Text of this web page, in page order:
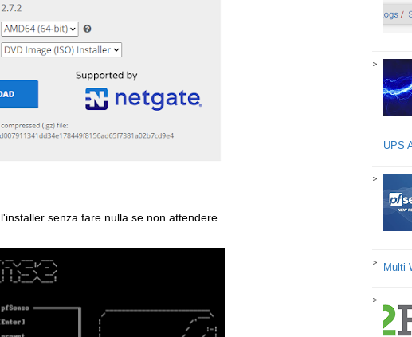
senza fare nulla se non attendere
UPS
Multi